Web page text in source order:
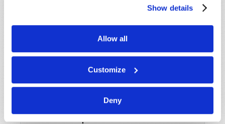
Show details
Allow all
Customize
Deny
Hors-série